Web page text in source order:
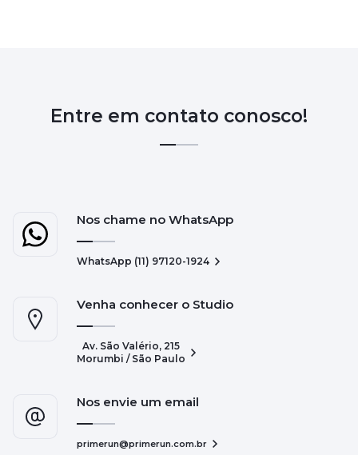
Entre em contato conosco!
Nos chame no WhatsApp
WhatsApp (11) 97120-1924
Venha conhecer o Studio
Av. São Valério, 215
Morumbi / São Paulo
Nos envie um email
primerun@primerun.com.br